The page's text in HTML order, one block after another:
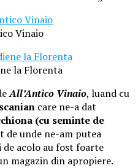
Vinaio
la Florenta
All’Antico Vinaio, luand cu
care ne-a dat
(cu seminte de
de unde ne-am putea
de acolo au fost foarte
magazin din apropiere.